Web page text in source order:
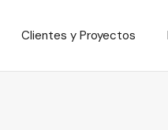
Clientes y Proyectos